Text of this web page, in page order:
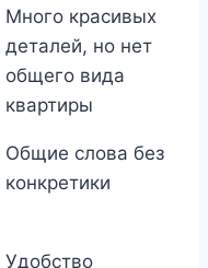
Много красивых
деталей, но нет
общего вида
квартиры
Общие слова без
конкретики
Удобство